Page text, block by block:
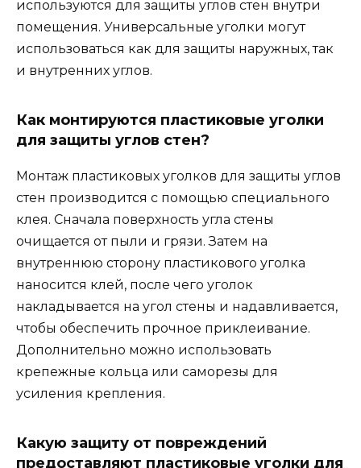
используются для защиты углов стен внутри
помещения. Универсальные уголки могут
использоваться как для защиты наружных, так
и внутренних углов.
Как монтируются пластиковые уголки
для защиты углов стен?
Монтаж пластиковых уголков для защиты углов
стен производится с помощью специального
клея. Сначала поверхность угла стены
очищается от пыли и грязи. Затем на
внутреннюю сторону пластикового уголка
наносится клей, после чего уголок
накладывается на угол стены и надавливается,
чтобы обеспечить прочное приклеивание.
Дополнительно можно использовать
крепежные кольца или саморезы для
усиления крепления.
Какую защиту от повреждений
предоставляют пластиковые уголки для